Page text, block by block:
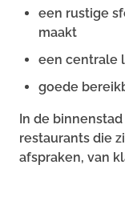
een rustige
maakt
een centrale
goede
In de
restaurants die
afspraken, van